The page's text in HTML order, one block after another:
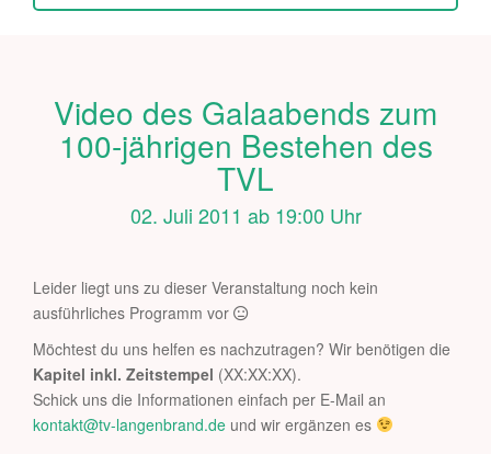
Video des Galaabends zum
100-jährigen Bestehen des
TVL
02. Juli 2011 ab 19:00 Uhr
Leider liegt uns zu dieser Veranstaltung noch kein
ausführliches Programm vor
Möchtest du uns helfen es nachzutragen? Wir benötigen die
Kapitel inkl. Zeitstempel (XX:XX:XX).
Schick uns die Informationen einfach per E-Mail an
kontakt@tv-langenbrand.de und wir ergänzen es